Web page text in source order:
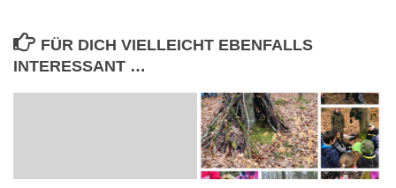
FÜR DICH VIELLEICHT EBENFALLS
INTERESSANT …